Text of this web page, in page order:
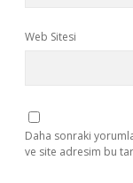
Web Sitesi
Daha sonraki
ve site adresim bu